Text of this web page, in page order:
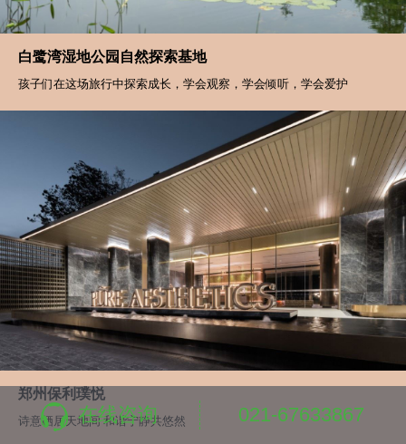
白鹭湾湿地公园自然探索基地
孩子们在这场旅行中探索成长，学会观察，学会倾听，学会爱护
在线咨询 021-67633867